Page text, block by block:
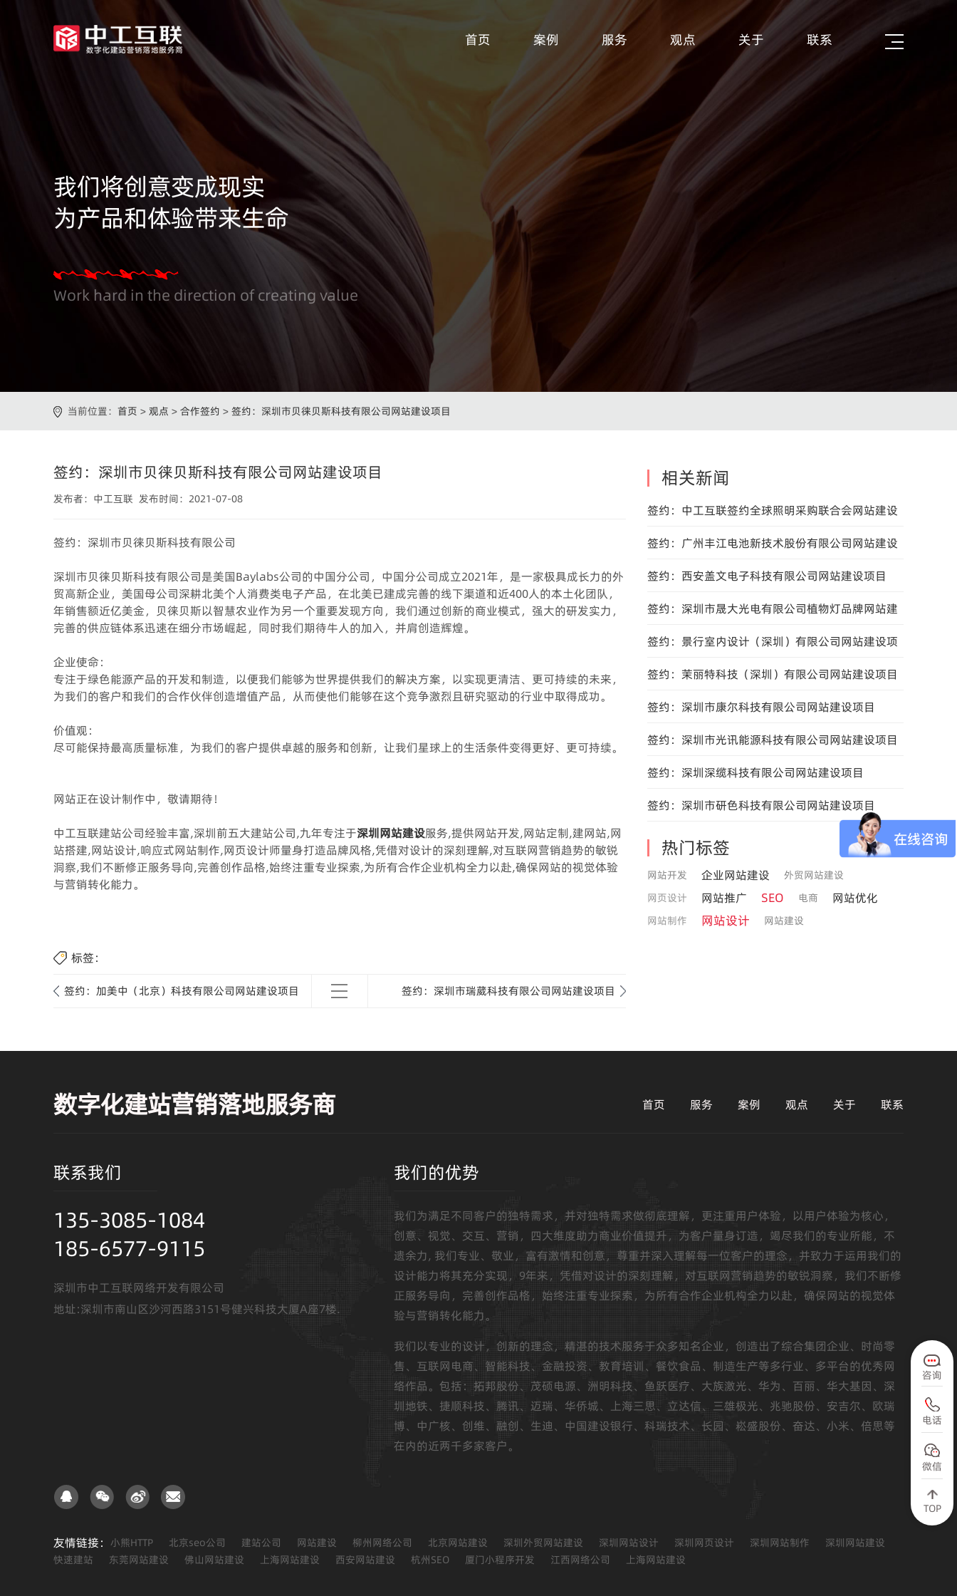
首页 案例 服务 观点 关于 联系
我们将创意变成现实
为产品和体验带来生命
Work hard in the direction of creating value
当前位置： 首页 > 观点 > 合作签约 > 签约：深圳市贝徕贝斯科技有限公司网站建设项目
签约：深圳市贝徕贝斯科技有限公司网站建设项目
发布者：中工互联 发布时间：2021-07-08
签约：深圳市贝徕贝斯科技有限公司
深圳市贝徕贝斯科技有限公司是美国Baylabs公司的中国分公司，中国分公司成立2021年，是一家极具成长力的外
贸高新企业，美国母公司深耕北美个人消费类电子产品，在北美已建成完善的线下渠道和近400人的本土化团队，
年销售额近亿美金，贝徕贝斯以智慧农业作为另一个重要发现方向，我们通过创新的商业模式，强大的研发实力，
完善的供应链体系迅速在细分市场崛起，同时我们期待牛人的加入，并肩创造辉煌。
企业使命：
专注于绿色能源产品的开发和制造，以便我们能够为世界提供我们的解决方案，以实现更清洁、更可持续的未来，
为我们的客户和我们的合作伙伴创造增值产品，从而使他们能够在这个竞争激烈且研究驱动的行业中取得成功。
价值观：
尽可能保持最高质量标准，为我们的客户提供卓越的服务和创新，让我们星球上的生活条件变得更好、更可持续。
网站正在设计制作中，敬请期待！
中工互联建站公司经验丰富,深圳前五大建站公司,九年专注于深圳网站建设服务,提供网站开发,网站定制,建网站,网
站搭建,网站设计,响应式网站制作,网页设计师量身打造品牌风格,凭借对设计的深刻理解,对互联网营销趋势的敏锐
洞察,我们不断修正服务导向,完善创作品格,始终注重专业探索,为所有合作企业机构全力以赴,确保网站的视觉体验
与营销转化能力。
标签：
签约：加美中（北京）科技有限公司网站建设项目 签约：深圳市瑞葳科技有限公司网站建设项目
相关新闻
签约：中工互联签约全球照明采购联合会网站建设
项目
签约：广州丰江电池新技术股份有限公司网站建设
项目
签约：西安盖文电子科技有限公司网站建设项目
签约：深圳市晟大光电有限公司植物灯品牌网站建
设项目
签约：景行室内设计（深圳）有限公司网站建设项
目
签约：茉丽特科技（深圳）有限公司网站建设项目
签约：深圳市康尔科技有限公司网站建设项目
签约：深圳市光讯能源科技有限公司网站建设项目
签约：深圳深缆科技有限公司网站建设项目
签约：深圳市研色科技有限公司网站建设项目
热门标签
网站开发 企业网站建设
外贸网站建设
网页设计
网站推广 SEO 电商 网站优化
网站制作 网站设计 网站建设
数字化建站营销落地服务商 首页 服务 案例 观点 关于 联系
联系我们
135-3085-1084
185-6577-9115
深圳市中工互联网络开发有限公司
地址:深圳市南山区沙河西路3151号健兴科技大厦A座7楼.
我们的优势
我们为满足不同客户的独特需求，并对独特需求做彻底理解，更注重用户体验，以用户体验为核心，
创意、视觉、交互、营销，四大维度助力商业价值提升，为客户量身订造，竭尽我们的专业所能，不
遗余力, 我们专业、敬业，富有激情和创意，尊重并深入理解每一位客户的理念，并致力于运用我们的
设计能力将其充分实现，9年来，凭借对设计的深刻理解，对互联网营销趋势的敏锐洞察，我们不断修
正服务导向，完善创作品格，始终注重专业探索，为所有合作企业机构全力以赴，确保网站的视觉体
验与营销转化能力。
我们以专业的设计，创新的理念，精湛的技术服务于众多知名企业，创造出了综合集团企业、时尚零
售、互联网电商、智能科技、金融投资、教育培训、餐饮食品、制造生产等多行业、多平台的优秀网
络作品。包括：拓邦股份、茂硕电源、洲明科技、鱼跃医疗、大族激光、华为、百丽、华大基因、深
圳地铁、捷顺科技、腾讯、迈瑞、华侨城、上海三思、立达信、三雄极光、兆驰股份、安吉尔、欧瑞
博、中广核、创维、融创、生迪、中国建设银行、科瑞技术、长园、崧盛股份、奋达、小米、倍思等
在内的近两千多家客户。
友情链接： 小熊HTTP 北京seo公司 建站公司 网站建设 柳州网络公司 北京网站建设 深圳外贸网站建设 深圳网站设计 深圳网页设计 深圳网站制作
深圳网站建设
快速建站
东莞网站建设 佛山网站建设 上海网站建设 西安网站建设 杭州SEO 厦门小程序开发 江西网络公司 上海网站建设
咨询
电话
微信
TOP